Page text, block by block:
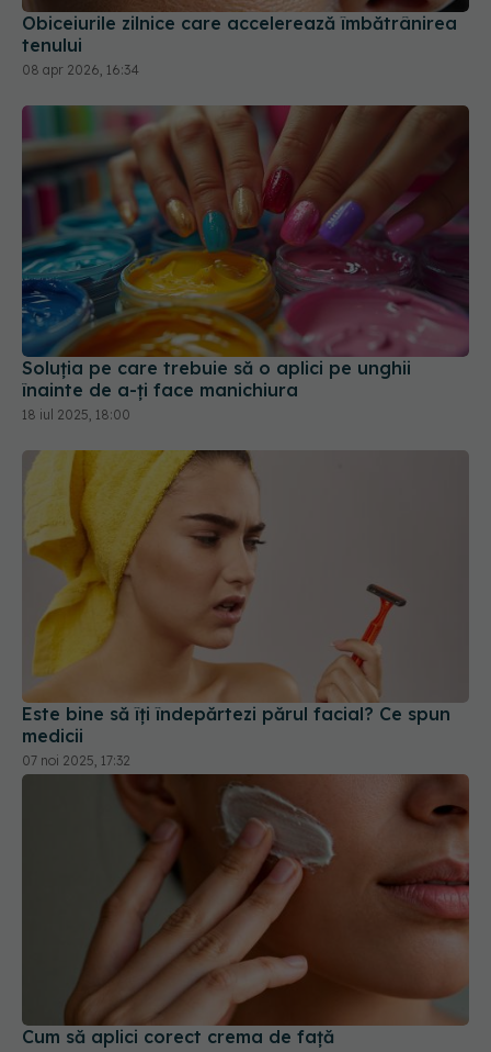
Obiceiurile zilnice care accelerează îmbătrânirea
tenului
08 apr 2026, 16:34
Soluția pe care trebuie să o aplici pe unghii
înainte de a-ți face manichiura
18 iul 2025, 18:00
Este bine să îți îndepărtezi părul facial? Ce spun
medicii
07 noi 2025, 17:32
Cum să aplici corect crema de față